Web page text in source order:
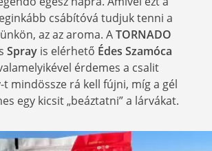
csábítóvá tudjuk tenni a
az az aroma. ATORNADO
Spray is elérhető Édes Szamóca
érdemes a csalit
t mindössze rá kell fújni, míg a gél
egy kicsit „beáztatni” a lárvákat.